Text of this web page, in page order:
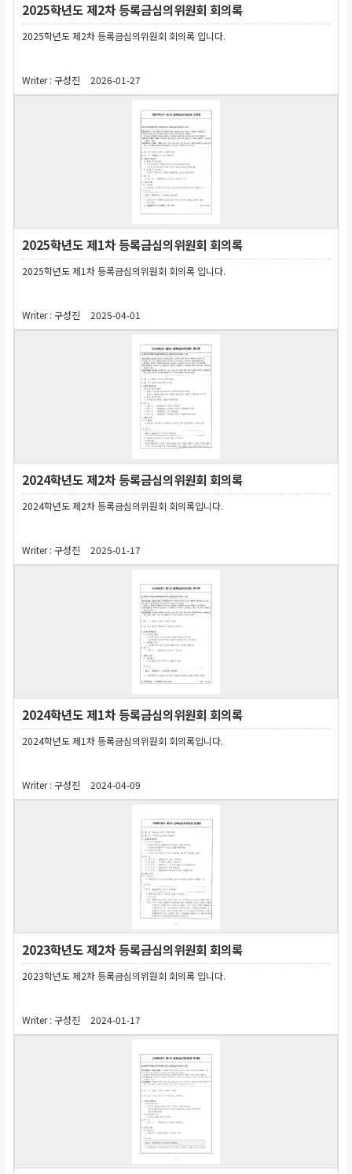
2025학년도 제2차 등록금심의위원회 회의록
2025학년도 제2차 등록금심의위원회 회의록 입니다.
Writer : 구성진 2026-01-27
2025학년도 제1차 등록금심의위원회 회의록
2025학년도 제1차 등록금심의위원회 회의록 입니다.
Writer : 구성진 2025-04-01
2024학년도 제2차 등록금심의위원회 회의록
2024학년도 제2차 등록금심의위원회 회의록입니다.
Writer : 구성진 2025-01-17
2024학년도 제1차 등록금심의위원회 회의록
2024학년도 제1차 등록금심의위원회 회의록입니다.
Writer : 구성진 2024-04-09
2023학년도 제2차 등록금심의위원회 회의록
2023학년도 제2차 등록금심의위원회 회의록 입니다.
Writer : 구성진 2024-01-17